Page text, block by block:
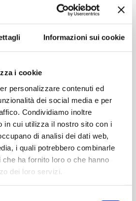
Informazioni sui cookie
i cookie
personalizzare contenuti ed
dei social media e per
Condividiamo inoltre
in cui utilizza il nostro sito con i
di analisi dei dati web,
i quali potrebbero combinarle
ha fornito loro o che hanno
dei loro servizi.
43
Peso (gr):300
(mm):83
(mm):213
(mm):0
(ordine minimo 1 collo):910
Cod.: AVI225
address you want to ship to